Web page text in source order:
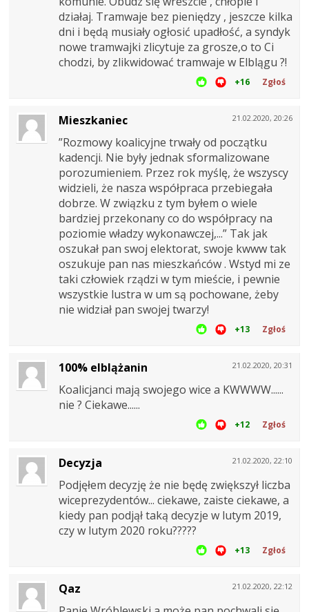
działaj. Tramwaje bez pieniędzy , jeszcze kilka
dni i będą musiały ogłosić upadłość, a syndyk
nowe tramwajki zlicytuje za grosze,o to Ci
chodzi, by zlikwidować tramwaje w Elblągu ?!
+16 Zgłoś
21.02.2020, 20:26
Mieszkaniec
”Rozmowy koalicyjne trwały od początku
kadencji. Nie były jednak sformalizowane
porozumieniem. Przez rok myślę, że wszyscy
widzieli, że nasza współpraca przebiegała
dobrze. W związku z tym byłem o wiele
bardziej przekonany co do współpracy na
poziomie władzy wykonawczej,...” Tak jak
oszukał pan swoj elektorat, swoje kwww tak
oszukuje pan nas mieszkańców . Wstyd mi ze
taki człowiek rządzi w tym mieście, i pewnie
wszystkie lustra w um są pochowane, żeby
nie widział pan swojej twarzy!
+13 Zgłoś
21.02.2020, 20:31
100% elblążanin
Koalicjanci mają swojego wice a KWWWW......
nie ? Ciekawe......
+12 Zgłoś
21.02.2020, 22:10
Decyzja
Podjęłem decyzję że nie będę zwiększył liczba
wiceprezydentów... ciekawe, zaiste ciekawe, a
kiedy pan podjął taką decyzje w lutym 2019,
czy w lutym 2020 roku?????
+13 Zgłoś
21.02.2020, 22:12
Qaz